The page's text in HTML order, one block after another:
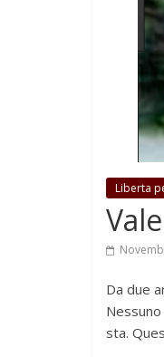
Liberta
Da due
sta.